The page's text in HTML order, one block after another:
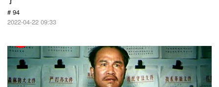
# 94
2022-04-22 09:33